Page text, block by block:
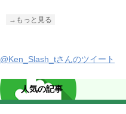
→もっと見る
@Ken_Slash_tさんのツイート
人気の記事